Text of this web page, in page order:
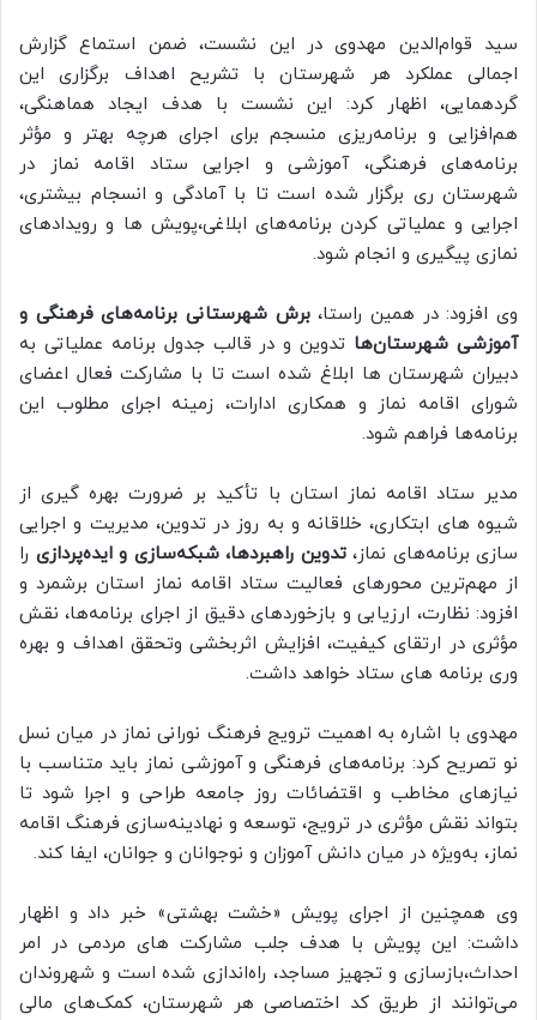
سید قوام‌الدین مهدوی در این نشست، ضمن استماع گزارش
اجمالی عملکرد هر شهرستان با تشریح اهداف برگزاری این
گردهمایی، اظهار کرد: این نشست با هدف ایجاد هماهنگی،
هم‌افزایی و برنامه‌ریزی منسجم برای اجرای هرچه بهتر و مؤثر
برنامه‌های فرهنگی، آموزشی و اجرایی ستاد اقامه نماز در
شهرستان‌ ری برگزار شده است تا با آمادگی و انسجام بیشتری،
اجرایی و عملیاتی کردن برنامه‌های ابلاغی،پویش ها و رویدادهای
نمازی پیگیری و انجام شود.
وی افزود: در همین راستا،برش شهرستانی برنامه‌های فرهنگی و
آموزشی شهرستان‌ها تدوین و در قالب جدول برنامه عملیاتی به
دبیران شهرستان ها ابلاغ شده است تا با مشارکت فعال اعضای
شورای اقامه نماز و همکاری ادارات، زمینه اجرای مطلوب این
برنامه‌ها فراهم شود.
مدیر ستاد اقامه نماز استان با تأکید بر ضرورت بهره گیری از
شیوه های ابتکاری، خلاقانه و به روز در تدوین، مدیریت و اجرایی
سازی برنامه‌های نماز،تدوین راهبردها، شبکه‌سازی و ایده‌پردازی را
از مهم‌ترین محورهای فعالیت ستاد اقامه نماز استان برشمرد و
افزود: نظارت، ارزیابی و بازخوردهای دقیق از اجرای برنامه‌ها، نقش
مؤثری در ارتقای کیفیت، افزایش اثربخشی وتحقق اهداف و بهره
وری برنامه های ستاد خواهد داشت.
مهدوی با اشاره به اهمیت ترویج فرهنگ نورانی نماز در میان نسل
نو تصریح کرد: برنامه‌های فرهنگی و آموزشی نماز باید متناسب با
نیازهای مخاطب و اقتضائات روز جامعه طراحی و اجرا شود تا
بتواند نقش مؤثری در ترویج، توسعه و نهادینه‌سازی فرهنگ اقامه
نماز، به‌ویژه در میان دانش آموزان و نوجوانان و جوانان، ایفا کند.
وی همچنین از اجرای پویش «خشت بهشتی» خبر داد و اظهار
داشت: این پویش با هدف جلب مشارکت های مردمی در امر
احداث،بازسازی و تجهیز مساجد، راه‌اندازی شده است و شهروندان
می‌توانند از طریق کد اختصاصی هر شهرستان، کمک‌های مالی